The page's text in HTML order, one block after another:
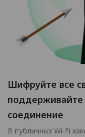
Шифруйте все
поддерживайте
соединение
В публичных Wi-Fi